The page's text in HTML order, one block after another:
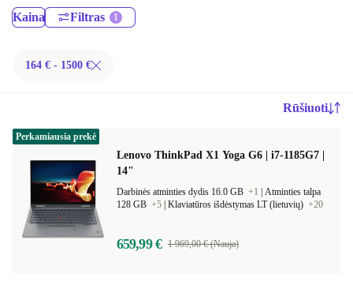
Kaina Filtras
164 € - 1500 €
Rūšiuoti
Lenovo ThinkPad X1 Yoga G6 | i7-1185G7 |
14"
Darbinės atminties dydis 16.0 GB +1
Atminties talpa
128 GB +5 Klaviatūros išdėstymas LT (lietuvių) +20
659,99 € 1 969,00 € (Nauja)
Perkamiausia prekė